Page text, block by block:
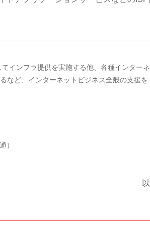
インフラ提供を実施する他、各種インターネ
など、インターネットビジネス全般の支援を
）